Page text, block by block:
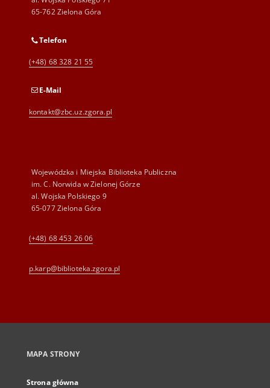
65-762 Zielona Góra
Telefon
(+48) 68 328 21 55
E-Mail
kontakt@zbc.uz.zgora.pl
Wojewódzka i Miejska Biblioteka Publiczna
im. C. Norwida w Zielonej Górze
al. Wojska Polskiego 9
65-077 Zielona Góra
(+48) 68 453 26 06
p.karp@biblioteka.zgora.pl
MAPA STRONY
Strona główna